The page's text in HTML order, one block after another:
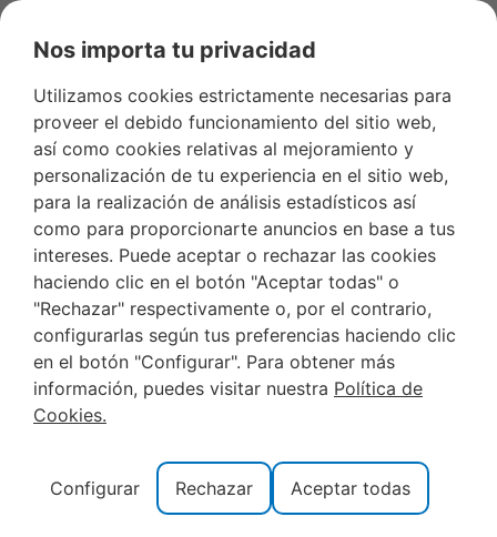
diciembre 4, 2024
PLAYA NORTE DE PEÑÍSCOLA
La Playa Norte de Peñíscola y todo lo que necesitas
saber sobre ella La Playa Norte de Peñíscola es un
Nos importa tu privacidad
Utilizamos cookies estrictamente necesarias para
proveer el debido funcionamiento del sitio web,
así como cookies relativas al mejoramiento y
personalización de tu experiencia en el sitio web,
para la realización de análisis estadísticos así
como para proporcionarte anuncios en base a tus
intereses. Puede aceptar o rechazar las cookies
haciendo clic en el botón "Aceptar todas" o
"Rechazar" respectivamente o, por el contrario,
configurarlas según tus preferencias haciendo clic
en el botón "Configurar". Para obtener más
información, puedes visitar nuestra Política de
Cookies.
Configurar Rechazar Aceptar todas